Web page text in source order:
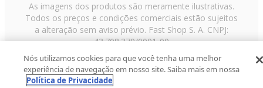
As imagens dos produtos são meramente ilustrativas.
Todos os preços e condições comerciais estão sujeitos
a alteração sem aviso prévio. Fast Shop S. A. CNPJ:
43.708.379/0001-00
Avenida Zaki Narchi, nº 1650, sobreloja, Carandiru, São
Paulo/SP, CEP 02029-001, Telefone: 11 3003-3728 ©
2013 Fast Shop - Todos os direitos reservados
Nós utilizamos cookies para que você tenha uma melhor
experiência de navegação em nosso site. Saiba mais em nossa
Política de Privacidade